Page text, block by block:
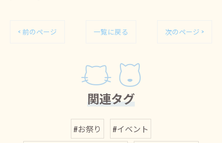
< 前のページ 一覧に戻る 次のページ >
関連タグ
#お祭り
#イベント